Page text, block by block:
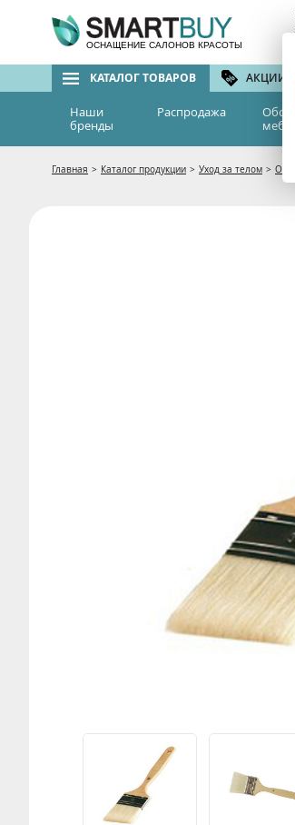
ОСНАЩЕНИЕ САЛОНОВ КРАСОТЫ
КАТАЛОГ ТОВАРОВ АКЦИИ
Наши
бренды
Распродажа
Главная > Каталог продукции > Уход за телом >